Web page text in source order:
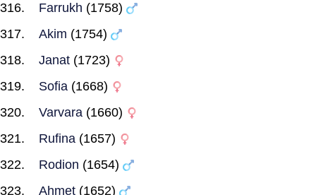
Farrukh (1758)
Akim (1754)
Janat (1723)
Sofia (1668)
Varvara (1660)
Rufina (1657)
Rodion (1654)
Ahmet (1652)